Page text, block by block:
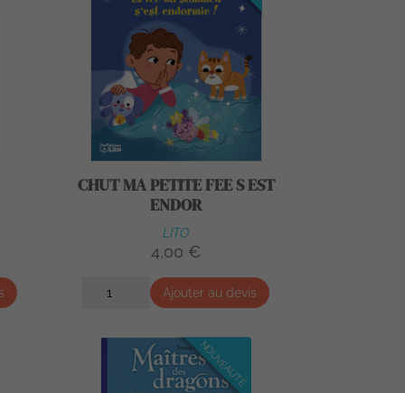
CHUT MA PETITE FEE S EST
ENDOR
LITO
4,00 €
Ajouter au devis
NOUVEAUTÉ